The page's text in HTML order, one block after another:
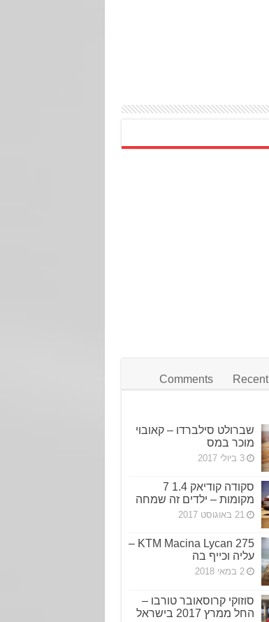
Recent
Comments
שברולט סילברדו – קאובוי
מוכר במס
3 ביולי 2017
סקודה קודיאק 1.4 7
מקומות – ילדים זה שמחה
21 באוגוסט 2017
KTM Macina Lycan 275 –
עליה וכייף בה
2 במאי 2018
סוזוקי קרוסאובר טורבו –
החל ממרץ 2017 בישראל